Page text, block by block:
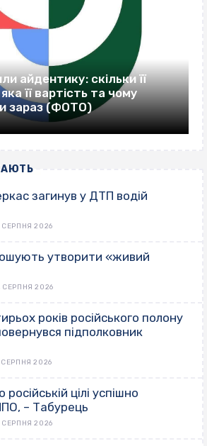
айдентику: скільки її
її вартість та чому
зараз (ФОТО)
загинув у ДТП водій
СЕРПНЯ 2026
утворити «живий
СЕРПНЯ 2026
років російського полону
підполковник
СЕРПНЯ 2026
цілі успішно
– Табурець
СЕРПНЯ 2026